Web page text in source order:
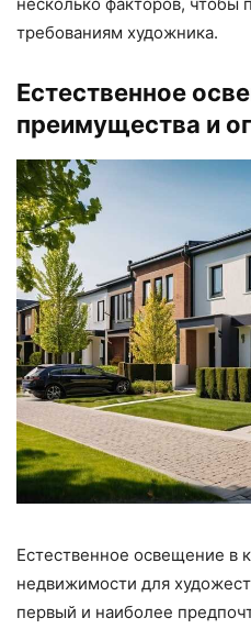
требованиям художника.
Естественное
преимущества и
Естественное освещение в
недвижимости для
первый и наиболее